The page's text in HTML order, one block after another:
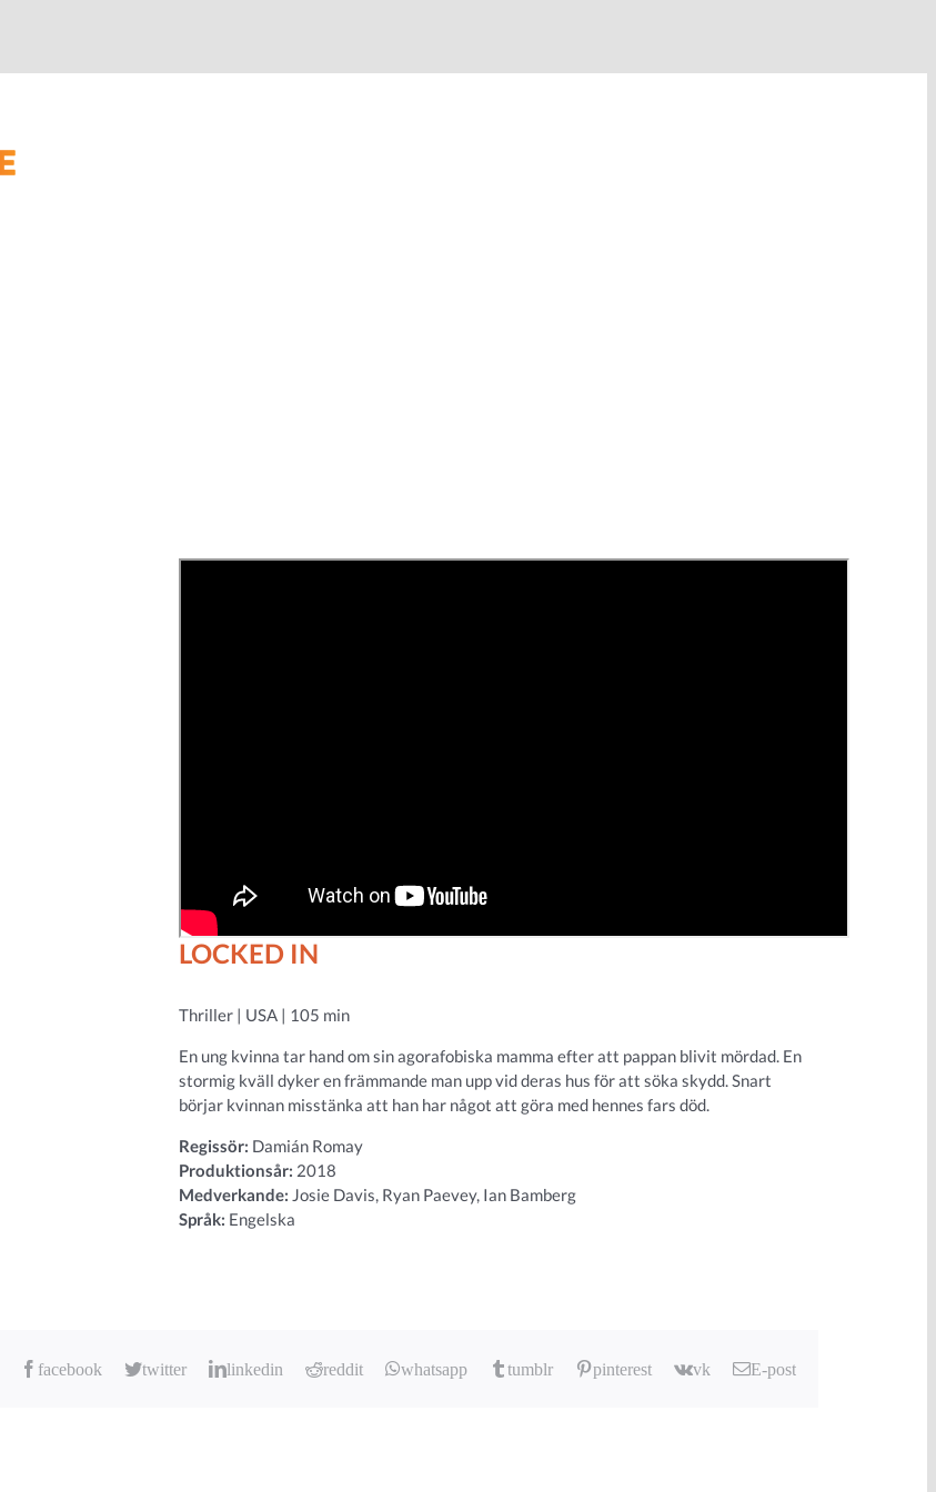
LOCKED IN
Thriller | USA | 105 min
En ung kvinna tar hand om sin agorafobiska mamma efter att pappan blivit mördad. En
stormig kväll dyker en främmande man upp vid deras hus för att söka skydd. Snart
börjar kvinnan misstänka att han har något att göra med hennes fars död.
Regissör: Damián Romay
Produktionsår: 2018
Medverkande: Josie Davis, Ryan Paevey, Ian Bamberg
Språk: Engelska
facebook twitter linkedin reddit whatsapp tumblr pinterest vk E-post